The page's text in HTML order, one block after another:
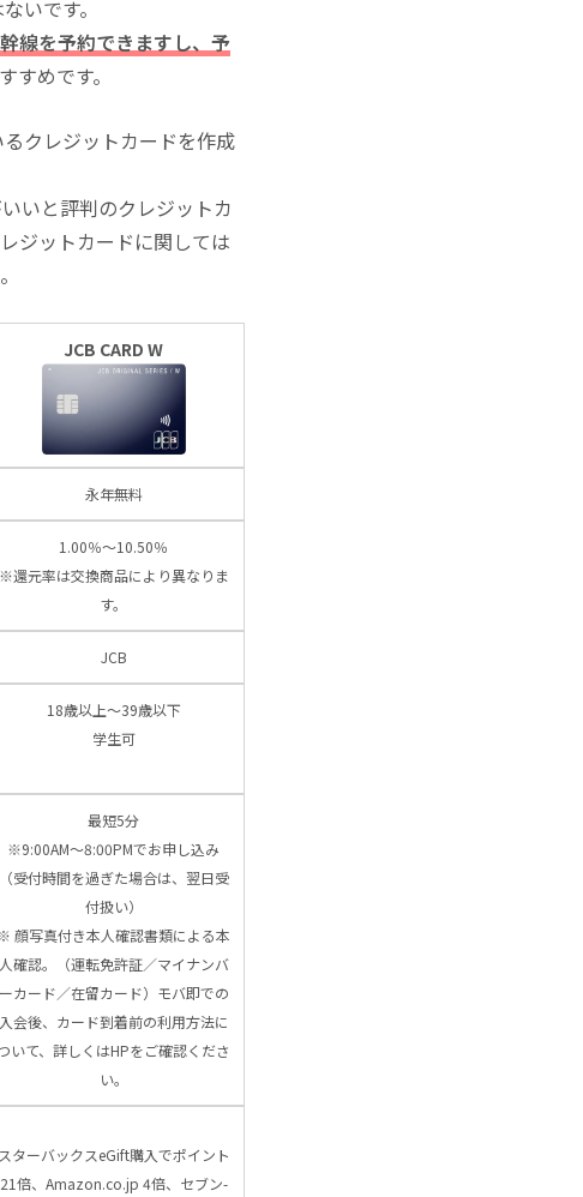
いです。
線を予約できますし、予
めです。
クレジットカードを作成
いと評判のクレジットカ
ジットカードに関しては
JCB CARD W
永年無料
1.00％～10.50％
※還元率は交換商品により異なりま
す。
JCB
18歳以上～39歳以下
学生可
最短5分
※9:00AM～8:00PMでお申し込み
（受付時間を過ぎた場合は、翌日受
付扱い）
顔写真付き本人確認書類による本
人確認。（運転免許証／マイナンバ
ーカード／在留カード）モバ即での
入会後、カード到着前の利用方法に
いて、詳しくはHPをご確認くださ
い。
スターバックスeGift購入でポイント
21倍、Amazon.co.jp 4倍、セブン-